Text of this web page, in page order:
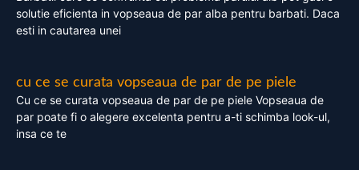
solutie eficienta in vopseaua de par alba pentru barbati. Daca
esti in cautarea unei
cu ce se curata vopseaua de par de pe piele
Cu ce se curata vopseaua de par de pe piele Vopseaua de
par poate fi o alegere excelenta pentru a-ti schimba look-ul,
insa ce te